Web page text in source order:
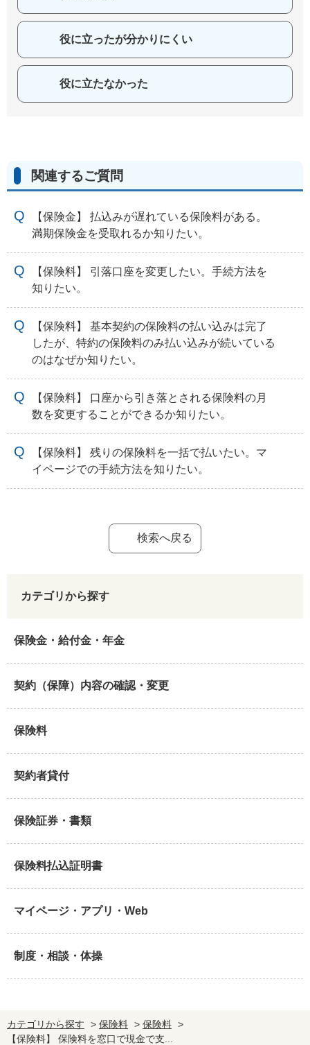
役に立ったが分かりにくい
役に立たなかった
関連するご質問
【保険金】 払込みが遅れている保険料がある。
満期保険金を受取れるか知りたい。
【保険料】 引落口座を変更したい。手続方法を
知りたい。
【保険料】 基本契約の保険料の払い込みは完了
したが、特約の保険料のみ払い込みが続いている
のはなぜか知りたい。
【保険料】 口座から引き落とされる保険料の月
数を変更することができるか知りたい。
【保険料】 残りの保険料を一括で払いたい。マ
イページでの手続方法を知りたい。
検索へ戻る
カテゴリから探す
保険金・給付金・年金
契約（保障）内容の確認・変更
保険料
契約者貸付
保険証券・書類
保険料払込証明書
マイページ・アプリ・Web
制度・相談・体操
カテゴリから探す > 保険料 > 保険料 >
【保険料】 保険料を窓口で現金で支...